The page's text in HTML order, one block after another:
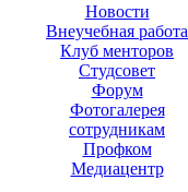
Новости
Внеучебная работа
Клуб менторов
Студсовет
Форум
Фотогалерея
сотрудникам
Профком
Медиацентр